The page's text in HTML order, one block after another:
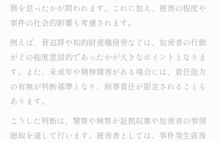
務を怠ったかが問われます。これに加え、被害の程度や
事件の社会的影響も考慮されます。
例えば、脅迫罪や知的財産権侵害などは、加害者の行動
がどの程度意図的であったかが大きなポイントとなりま
す。また、未成年や精神障害がある場合には、責任能力
の有無が判断基準となり、刑事責任が限定されることも
あります。
こうした判断は、警察や検察が証拠収集や加害者の事情
聴取を通して行います。被害者としては、事件発生直後